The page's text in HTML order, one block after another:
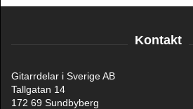
Kontakt
Gitarrdelar i Sverige AB
Tallgatan 14
172 69 Sundbyberg